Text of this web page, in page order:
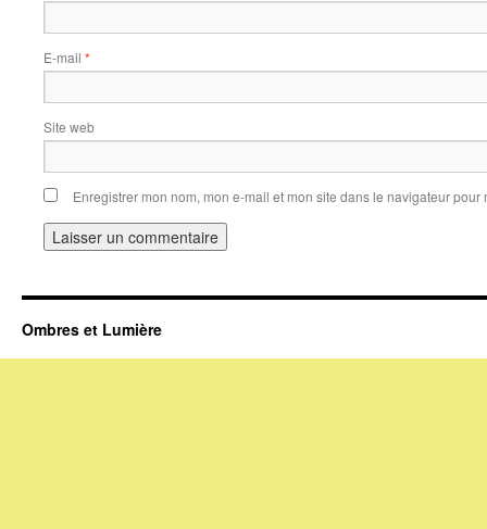
E-mail *
Site web
Enregistrer mon nom, mon e-mail et mon site dans le navigateur
Ombres et Lumière